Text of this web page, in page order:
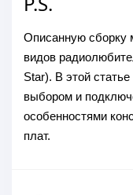
Описанную сборку
видов
Star). В этой
выбором и
особенностями
плат.